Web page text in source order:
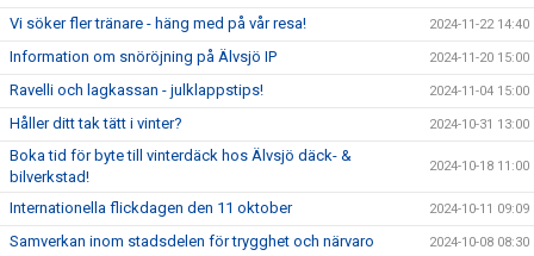
Vi söker fler tränare - häng med på vår resa! 2024-11-22 14:40
Information om snöröjning på Älvsjö IP 2024-11-20 15:00
Ravelli och lagkassan - julklappstips! 2024-11-04 15:00
Håller ditt tak tätt i vinter? 2024-10-31 13:00
Boka tid för byte till vinterdäck hos Älvsjö däck- &
bilverkstad!
2024-10-18 11:00
Internationella flickdagen den 11 oktober 2024-10-11 09:09
Samverkan inom stadsdelen för trygghet och närvaro 2024-10-08 08:30